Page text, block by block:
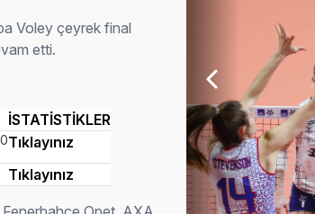
Voley çeyrek final
etti.
İSTATİSTİKLER
Tıklayınız
Tıklayınız